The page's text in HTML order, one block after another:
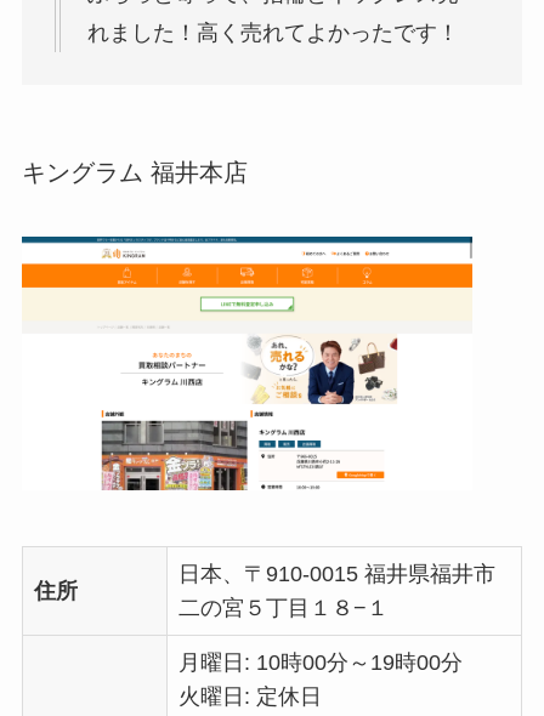
れました！高く売れてよかったです！
キングラム 福井本店
住所
日本、〒910-0015 福井県福井市
二の宮５丁目１８−１
月曜日: 10時00分～19時00分
火曜日: 定休日